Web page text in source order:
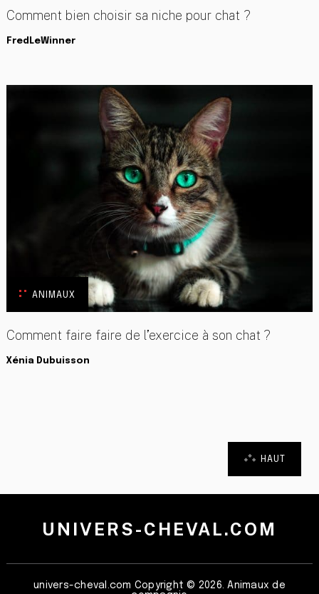
Comment bien choisir sa niche pour chat ?
FredLeWinner
ANIMAUX
Comment faire faire de l’exercice à son chat ?
Xénia Dubuisson
HAUT
UNIVERS-CHEVAL.COM
univers-cheval.com Copyright © 2026. Animaux de